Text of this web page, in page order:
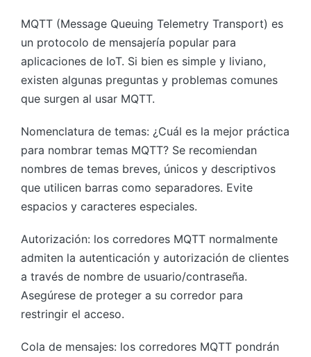
MQTT (Message Queuing Telemetry Transport) es
un protocolo de mensajería popular para
aplicaciones de IoT. Si bien es simple y liviano,
existen algunas preguntas y problemas comunes
que surgen al usar MQTT.
Nomenclatura de temas: ¿Cuál es la mejor práctica
para nombrar temas MQTT? Se recomiendan
nombres de temas breves, únicos y descriptivos
que utilicen barras como separadores. Evite
espacios y caracteres especiales.
Autorización: los corredores MQTT normalmente
admiten la autenticación y autorización de clientes
a través de nombre de usuario/contraseña.
Asegúrese de proteger a su corredor para
restringir el acceso.
Cola de mensajes: los corredores MQTT pondrán